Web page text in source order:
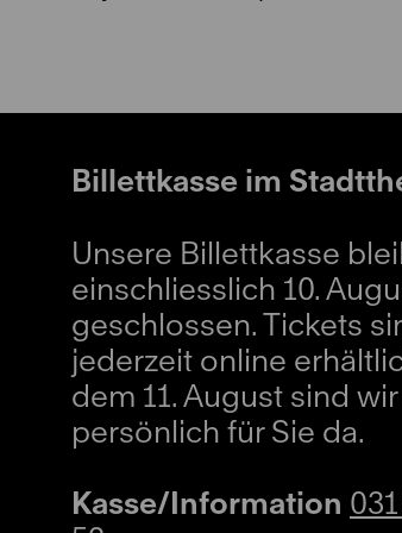
Billettkasse im
Unsere Billettkasse
einschliesslich 10.
geschlossen. Tickets
jederzeit online
dem 11. August sind
persönlich für Sie da.
Kasse/Information